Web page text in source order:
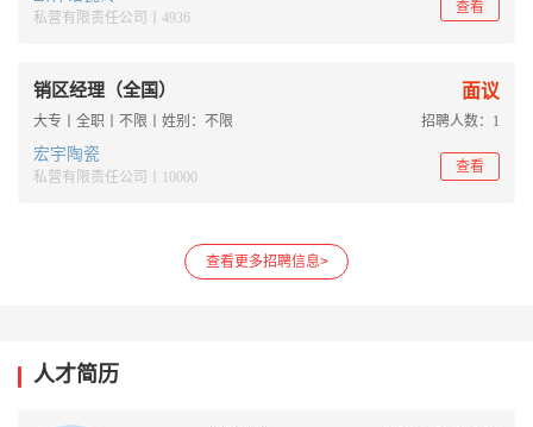
私营有限责任公司丨4936
查看
销区经理（全国） 面议
大专丨全职丨不限丨姓别：不限 招聘人数：1
宏宇陶瓷
私营有限责任公司丨10000
查看
查看更多招聘信息>
人才简历